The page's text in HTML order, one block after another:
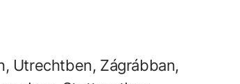
Utrechtben, Zágrábban,